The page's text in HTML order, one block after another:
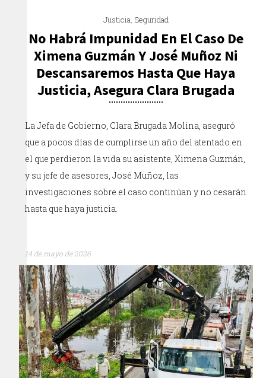
Justicia, Seguridad
No Habrá Impunidad En El Caso De
Ximena Guzmán Y José Muñoz Ni
Descansaremos Hasta Que Haya
Justicia, Asegura Clara Brugada
La Jefa de Gobierno, Clara Brugada Molina, aseguró
que a pocos días de cumplirse un año del atentado en
el que perdieron la vida su asistente, Ximena Guzmán,
y su jefe de asesores, José Muñoz, las
investigaciones sobre el caso continúan y no cesarán
hasta que haya justicia.
14 de mayo de 2026